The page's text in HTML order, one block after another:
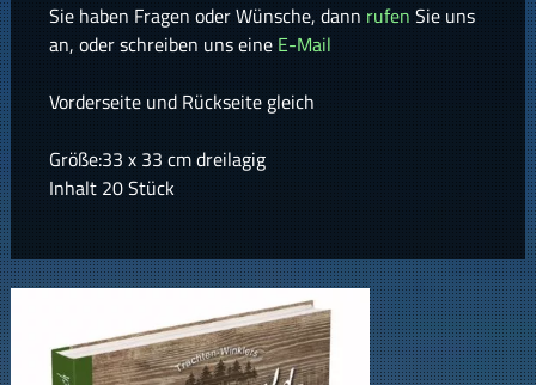
Sie haben Fragen oder Wünsche, dann rufen Sie uns
an, oder schreiben uns eine E-Mail
Vorderseite und Rückseite gleich
Größe:33 x 33 cm dreilagig
Inhalt 20 Stück